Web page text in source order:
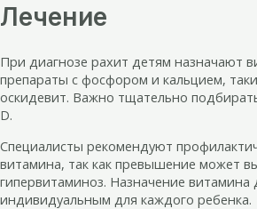
Лечение
При диагнозе рахит детям назначают
препараты с фосфором и кальцием,
оскидевит. Важно тщательно
D.
Специалисты рекомендуют
витамина, так как превышение может
гипервитаминоз. Назначение
индивидуальным для каждого ребенка.